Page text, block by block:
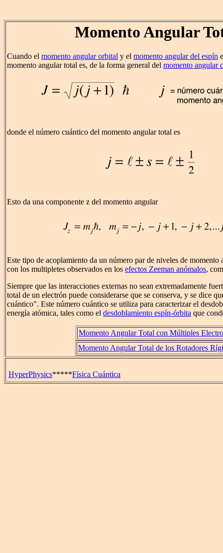
Momento Angular
Cuando el momento angular orbital y el momento angular del espín
momento angular total es, de la forma general del momento angular
donde el número cuántico del momento angular total es
Esto da una componente z del momento angular
Este tipo de acoplamiento da un número par de niveles de momento
con los multipletes observados en los efectos Zeeman anómalos,
Siempre que las interacciones externas no sean extremadamente
total de un electrón puede considerarse que se conserva, y se dice
cuántico". Este número cuántico se utiliza para caracterizar el
energía atómica, tales como el desdoblamiento espín-órbita que
Momento Angular Total con Múltiples
Momento Angular Total de los Rotadores
HyperPhysics*****Física Cuántica